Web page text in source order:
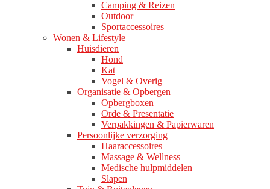
Camping & Reizen
Outdoor
Sportaccessoires
Wonen & Lifestyle
Huisdieren
Hond
Kat
Vogel & Overig
Organisatie & Opbergen
Opbergboxen
Orde & Presentatie
Verpakkingen & Papierwaren
Persoonlijke verzorging
Haaraccessoires
Massage & Wellness
Medische hulpmiddelen
Slapen